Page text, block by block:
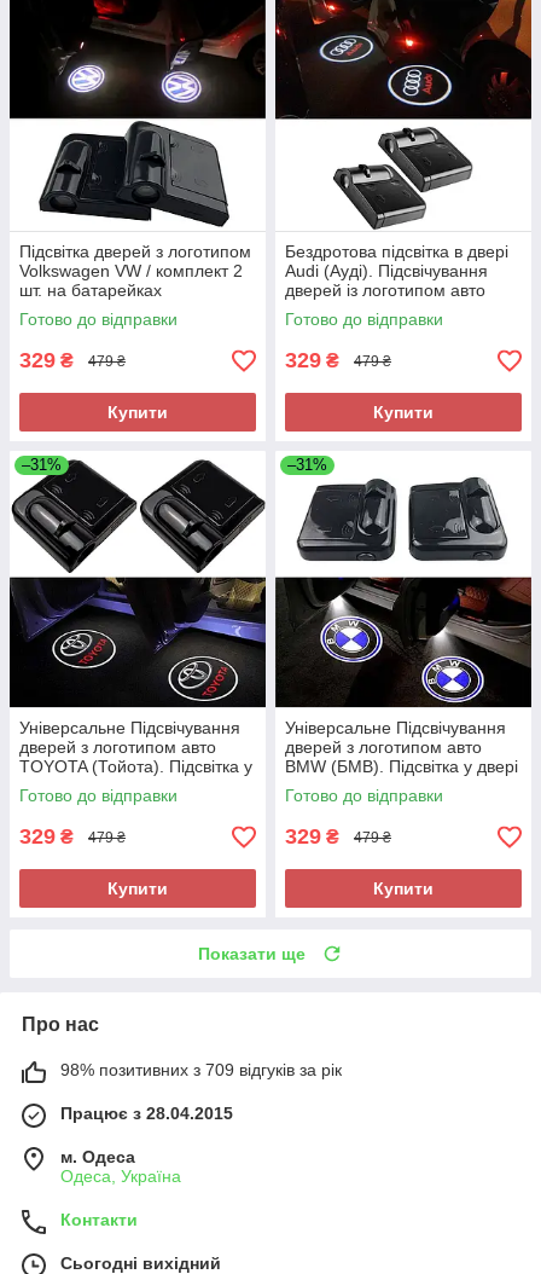
Підсвітка дверей з логотипом
Volkswagen VW / комплект 2
шт. на батарейках
Готово до відправки
329 ₴ 479 ₴
Купити
Бездротова підсвітка в двері
Audi (Ауді). Підсвічування
дверей із логотипом авто
Готово до відправки
329 ₴ 479 ₴
Купити
–31%
Універсальне Підсвічування
дверей з логотипом авто
TOYOTA (Тойота). Підсвітка у
двері Тойота led
Готово до відправки
329 ₴ 479 ₴
Купити
–31%
Універсальне Підсвічування
дверей з логотипом авто
BMW (БМВ). Підсвітка у двері
БМВ led
Готово до відправки
329 ₴ 479 ₴
Купити
Показати ще
Про нас
98% позитивних з 709 відгуків за рік
Працює з 28.04.2015
м. Одеса
Одеса, Україна
Контакти
Сьогодні вихідний